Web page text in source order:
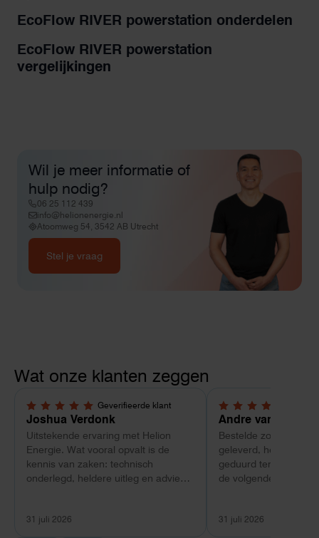
EcoFlow RIVER powerstation onderdelen
EcoFlow RIVER powerstation
vergelijkingen
Wil je meer informatie of
hulp nodig?
06 25 112 439
info@helionenergie.nl
Atoomweg 54, 3542 AB Utrecht
Stel je vraag
Wat onze klanten zeggen
Geverifieerde klant
5,0 van 5 sterren
Joshua Verdonk
Uitstekende ervaring met Helion
Energie. Wat vooral opvalt is de
kennis van zaken: technisch
onderlegd, heldere uitleg en advies
Ook de nazorg is uitgebreid.
31 juli 2026
4 van 5 sterren
Andre van
Bestelde
geleverd, heeft wel
geduurd terwijl bij
de volgende dag al
31 juli 2026